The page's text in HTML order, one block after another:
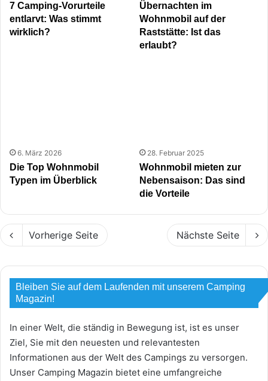
7 Camping-Vorurteile
entlarvt: Was stimmt
wirklich?
Übernachten im
Wohnmobil auf der
Raststätte: Ist das
erlaubt?
6. März 2026
Die Top Wohnmobil
Typen im Überblick
28. Februar 2025
Wohnmobil mieten zur
Nebensaison: Das sind
die Vorteile
Vorherige Seite Nächste Seite
Bleiben Sie auf dem Laufenden mit unserem Camping
Magazin!
In einer Welt, die ständig in Bewegung ist, ist es unser
Ziel, Sie mit den neuesten und relevantesten
Informationen aus der Welt des Campings zu versorgen.
Unser Camping Magazin bietet eine umfangreiche